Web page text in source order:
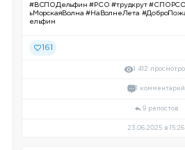
#ВСПОДельфин #РСО #трудкрут
ьМорскаяВолна #НаВолнеЛета
ельфин
161
1 412
1 комментарий
9 репостов
23.06.2025 в 15:26